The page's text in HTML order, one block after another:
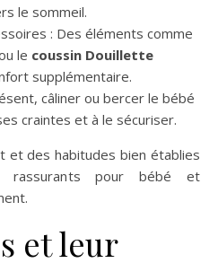
le sommeil.
: Des éléments comme
le coussin Douillette
supplémentaire.
câliner ou bercer le bébé
craintes et à le sécuriser.
et des habitudes bien établies
rassurants pour bébé et
et leur